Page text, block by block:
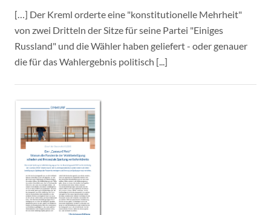
[…] Der Kreml orderte eine "konstitutionelle Mehrheit"
von zwei Dritteln der Sitze für seine Partei "Einiges
Russland" und die Wähler haben geliefert - oder genauer
die für das Wahlergebnis politisch [...]